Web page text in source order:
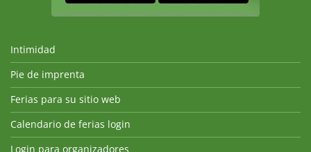
Intimidad
Pie de imprenta
Ferias para su sitio web
Calendario de ferias login
Login para organizadores